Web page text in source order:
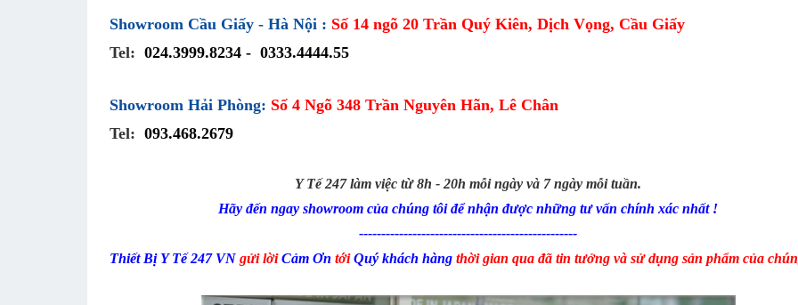
Showroom Cầu Giấy - Hà Nội : Số 14 ngõ 20 Trần Quý Kiên, Dịch Vọng, Cầu Giấy
Tel: 024.3999.8234 - 0333.4444.55
Showroom Hải Phòng: Số 4 Ngõ 348 Trần Nguyên Hãn, Lê Chân
Tel: 093.468.2679
Y Tế 247 làm việc từ 8h - 20h mỗi ngày và 7 ngày mỗi tuần.
Hãy đến ngay showroom của chúng tôi để nhận được những tư vấn chính xác nhất !
-------------------------------------------------
Thiết Bị Y Tế 247 VN gửi lờiCảm Ơn tớiQuý khách hàng thời gian qua đã tin tưởng và sử dụng sản phẩm của